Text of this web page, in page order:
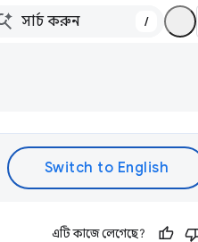
/
এটি কাজে লেগেছে?